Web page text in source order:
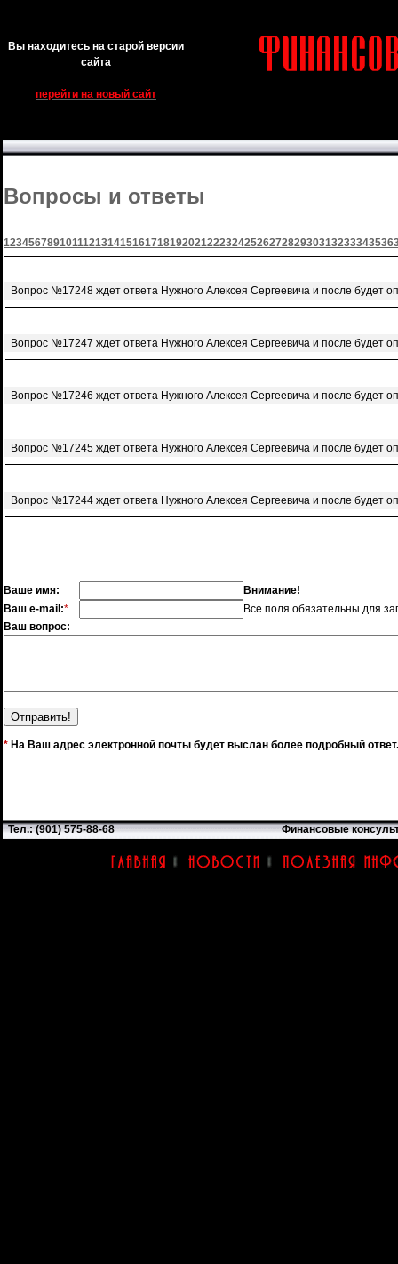
Вы находитесь на старой версии
сайта
перейти на новый сайт
Вопросы и ответы
123456789101112131415161718192021222324252627282930313233343536
Вопрос №17248 ждет ответа Нужного Алексея Сергеевича и после будет
Вопрос №17247 ждет ответа Нужного Алексея Сергеевича и после будет
Вопрос №17246 ждет ответа Нужного Алексея Сергеевича и после будет
Вопрос №17245 ждет ответа Нужного Алексея Сергеевича и после будет
Вопрос №17244 ждет ответа Нужного Алексея Сергеевича и после будет
Ваше имя:
Внимание!
Ваш e-mail:*
Все поля обязательны для
Ваш вопрос:
* На Ваш адрес электронной почты будет выслан более подробный ответ.
Тел.: (901) 575-88-68 Финансовые